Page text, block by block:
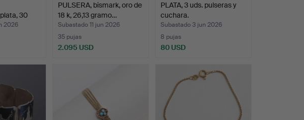
30
2026
PULSERA, bismark, oro de
18 k, 26,13 gramo…
Subastado 11 jun 2026
35 pujas
2.095 USD
PLATA, 3 uds. pulseras y
cuchara.
Subastado 3 jun 2026
8 pujas
80 USD